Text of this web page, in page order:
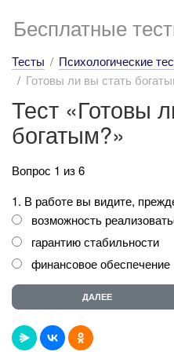
Бесплатные
Тесты
Психологические
Готовы ли вы стать
Тест «Готовы
богатым?»
Вопрос 1 из 6
1. В работе вы видите,
возможность
гарантию стабильности
финансовое обеспечение